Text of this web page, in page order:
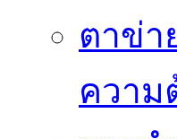
ตาข่า
ความ